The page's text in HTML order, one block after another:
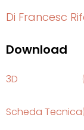
Di Francesc
Download
3D
Scheda Tecnica